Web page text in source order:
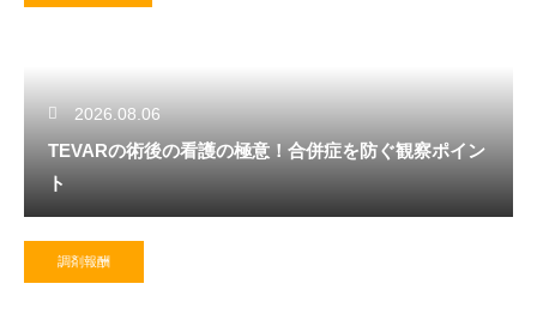
2026.08.06
TEVARの術後の看護の極意！合併症を防ぐ観察ポイン
ト
調剤報酬